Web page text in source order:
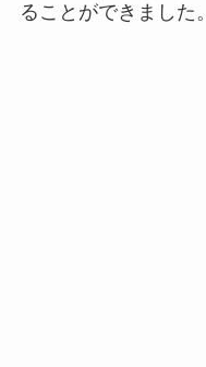
ることができました。